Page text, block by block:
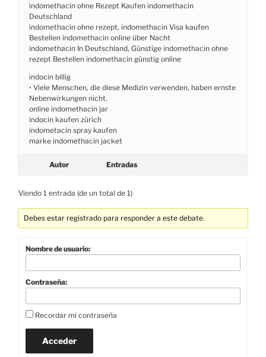
indomethacin ohne Rezept Kaufen indomethacin
Deutschland
indomethacin ohne rezept, indomethacin Visa kaufen
Bestellen indomethacin online über Nacht
indomethacin In Deutschland, Günstige indomethacin ohne
rezept Bestellen indomethacin günstig online
indocin billig
• Viele Menschen, die diese Medizin verwenden, haben ernste
Nebenwirkungen nicht.
online indomethacin jar
indocin kaufen zürich
indometacin spray kaufen
marke indomethacin jacket
Autor Entradas
Viendo 1 entrada (de un total de 1)
Debes estar registrado para responder a este debate.
Nombre de usuario:
Contraseña:
Recordar mi contraseña
Acceder